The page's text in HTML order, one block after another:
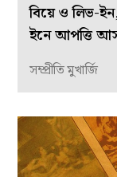
বিয়ে ও লিভ-
ইনে আপত্তি
সম্প্রীতি মুখার্জি